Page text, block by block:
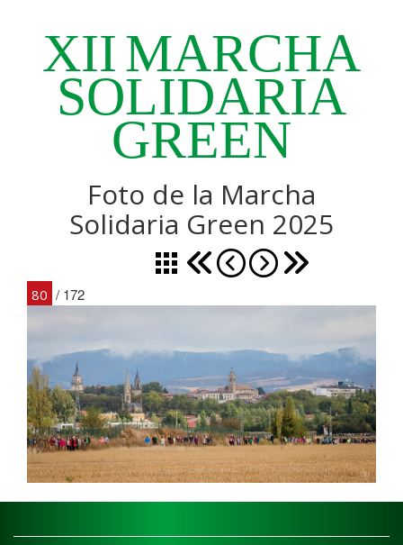
XIIMARCHA
SOLIDARIA
GREEN
Foto de la Marcha
Solidaria Green 2025
80 / 172